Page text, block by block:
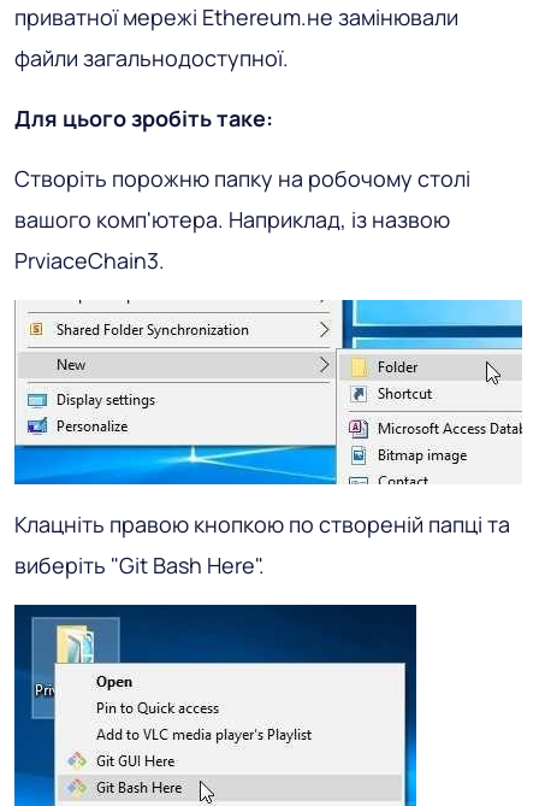
приватної мережі Ethereum.не замінювали
файли загальнодоступної.
Для цього зробіть таке:
Створіть порожню папку на робочому столі
вашого комп'ютера. Наприклад, із назвою
PrviaceChain3.
Клацніть правою кнопкою по створеній папці та
виберіть "Git Bash Here".